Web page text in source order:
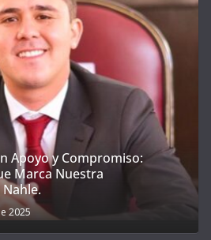
Apoyo y Compromiso:
Marca Nuestra
2025